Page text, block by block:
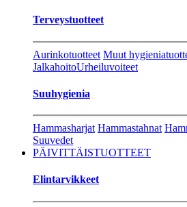
Terveystuotteet
Aurinkotuotteet Muut
JalkahoitoUrheiluvoiteet
Suuhygienia
Hammasharjat Hammastahnat
Suuvedet
PÄIVITTÄISTUOTTEET
Elintarvikkeet